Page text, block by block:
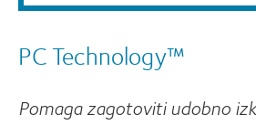
PC Technology™
Pomaga zagotoviti udobno